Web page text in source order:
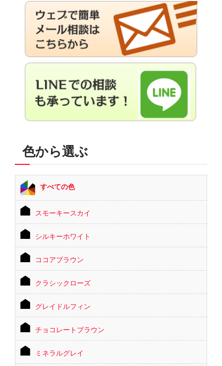
色から選ぶ
すべての色
スモーキースカイ
シルキーホワイト
ココアブラウン
クラシックローズ
グレイドルフィン
チョコレートブラウン
ミネラルグレイ